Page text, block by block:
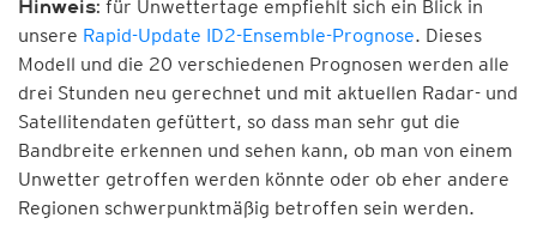
Hinweis: für Unwettertage empfiehlt sich ein Blick in
unsere Rapid-Update ID2-Ensemble-Prognose. Dieses
Modell und die 20 verschiedenen Prognosen werden alle
drei Stunden neu gerechnet und mit aktuellen Radar- und
Satellitendaten gefüttert, so dass man sehr gut die
Bandbreite erkennen und sehen kann, ob man von einem
Unwetter getroffen werden könnte oder ob eher andere
Regionen schwerpunktmäßig betroffen sein werden.